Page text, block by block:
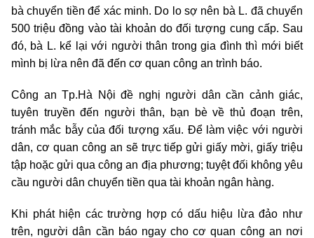
bà chuyển tiền để xác minh. Do lo sợ nên bà L. đã chuyển
500 triệu đồng vào tài khoản do đối tượng cung cấp. Sau
đó, bà L. kể lại với người thân trong gia đình thì mới biết
mình bị lừa nên đã đến cơ quan công an trình báo.
Công an Tp.Hà Nội đề nghị người dân cần cảnh giác,
tuyên truyền đến người thân, bạn bè về thủ đoạn trên,
tránh mắc bẫy của đối tượng xấu. Để làm việc với người
dân, cơ quan công an sẽ trực tiếp gửi giấy mời, giấy triệu
tập hoặc gửi qua công an địa phương; tuyệt đối không yêu
cầu người dân chuyển tiền qua tài khoản ngân hàng.
Khi phát hiện các trường hợp có dấu hiệu lừa đảo như
trên, người dân cần báo ngay cho cơ quan công an nơi